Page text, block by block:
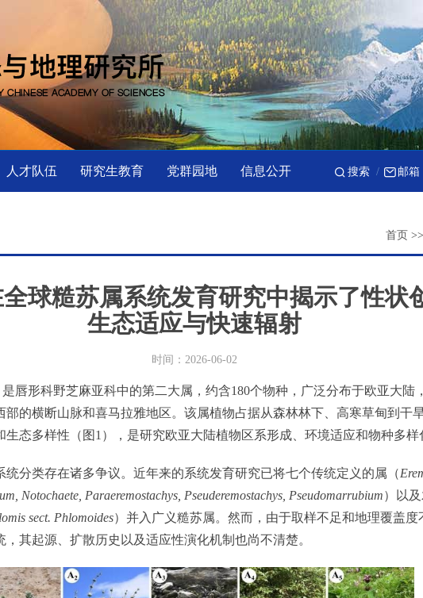
人才队伍 研究生教育 党群园地 信息公开 搜索 邮箱
首页 >>
球糙苏属系统发育研究中揭示了性状
生态适应与快速辐射
时间：2026-06-02
是唇形科野芝麻亚科中的第二大属，约含180个物种，广泛分布于欧亚大陆
部的横断山脉和喜马拉雅地区。该属植物占据从森林林下、高寒草甸到干
态多样性（图1），是研究欧亚大陆植物区系形成、环境适应和物种多样
类存在诸多争议。近年来的系统发育研究已将七个传统定义的属（
Notochaete, Paraeremostachys, Pseuderemostachys, Pseudomarrubium）以
sect. Phlomoides）并入广义糙苏属。然而，由于取样不足和地理覆盖
，其起源、扩散历史以及适应性演化机制也尚不清楚。